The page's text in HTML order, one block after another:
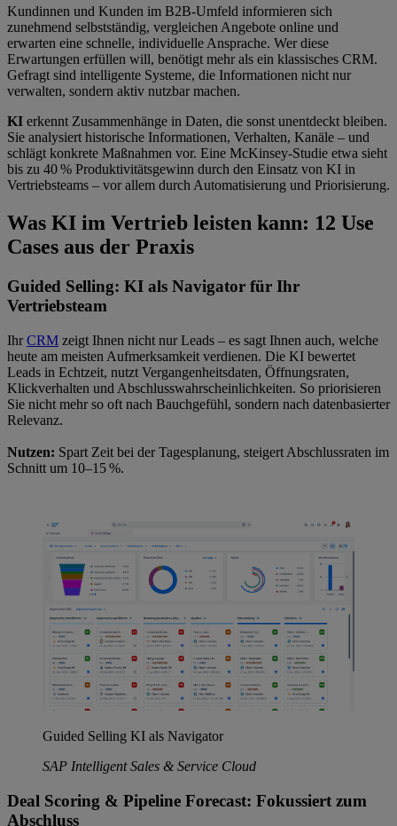
Kundinnen und Kunden im B2B-Umfeld informieren sich
zunehmend selbstständig, vergleichen Angebote online und
erwarten eine schnelle, individuelle Ansprache. Wer diese
Erwartungen erfüllen will, benötigt mehr als ein klassisches CRM.
Gefragt sind intelligente Systeme, die Informationen nicht nur
verwalten, sondern aktiv nutzbar machen.
KI erkennt Zusammenhänge in Daten, die sonst unentdeckt bleiben.
Sie analysiert historische Informationen, Verhalten, Kanäle – und
schlägt konkrete Maßnahmen vor. Eine McKinsey-Studie etwa sieht
bis zu 40% Produktivitätsgewinn durch den Einsatz von KI in
Vertriebsteams – vor allem durch Automatisierung und Priorisierung.
Was KI im Vertrieb leisten kann: 12 Use
Cases aus der Praxis
Guided Selling: KI als Navigator für Ihr
Vertriebsteam
IhrCRM zeigt Ihnen nicht nur Leads – es sagt Ihnen auch, welche
heute am meisten Aufmerksamkeit verdienen. Die KI bewertet
Leads in Echtzeit, nutzt Vergangenheitsdaten, Öffnungsraten,
Klickverhalten und Abschlusswahrscheinlichkeiten. So priorisieren
Sie nicht mehr so oft nach Bauchgefühl, sondern nach datenbasierter
Relevanz.
Nutzen: Spart Zeit bei der Tagesplanung, steigert Abschlussraten im
Schnitt um 10–15 %.
Guided Selling KI als Navigator
SAP Intelligent Sales & Service Cloud
Deal Scoring & Pipeline Forecast: Fokussiert zum
Abschluss